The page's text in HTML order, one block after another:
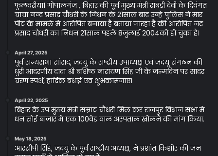
फुलवरीया। गोपालगंज , बिहार की पूर्व मुख्य मंत्री राबड़ी देवी के दिवंगत
चाचा नन्द प्रसाद चौधरी के निधन के 21साल बाद उन्हे पुलिस ने मार
पीट के मामले मे आरोपित बनाया है बताया जारहा है की आरोपित नंद
प्रसाद चौधरी का निधन 21साल पहले 8जुलाई 2004को हो चुका है।
April 27, 2025
पूर्व राज्यसभा सांसद, जदयू के राष्ट्रीय उपाध्यक्ष एवं जदयू संगठन की
धुरी आदरणीय दादा श्री बशिष्ठ नारायण सिंह जी के जन्मदिन पर सादर
चरण स्पर्श, हार्दिक बधाई एवं शुभकामनाएं।
April 22, 2025
बिहार के उप मुख्य मंत्री सम्राट चौधरी मिल कर राजपुर विधान सभा मे
धन सोई बाजार मे एक 100वेड वाल अस्पताल खोलने की मांग किया.
May 18, 2025
आरसीपी सिंह, जदयू के पूर्व राष्ट्रीय अध्यक्ष, ने प्रशांत किशोर की जन